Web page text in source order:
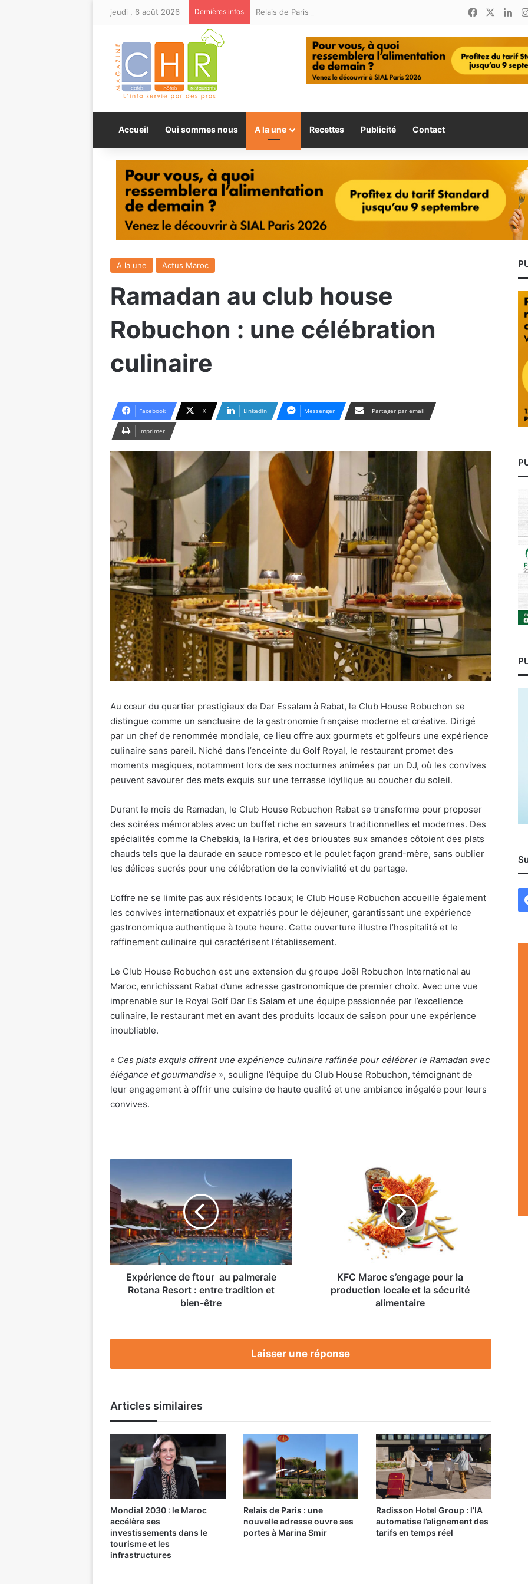
jeudi , 6 août 2026 Dernières infos Facebook
Accueil Qui sommes nous A la une Recettes Publicité Contact
A la une Actus Maroc
Ramadan au club house
Robuchon : une célébration
culinaire
Facebook X Linkedin Messenger Partager par email
Imprimer
Au cœur du quartier prestigieux de Dar Essalam à Rabat, le Club House Robuchon se
distingue comme un sanctuaire de la gastronomie française moderne et créative. Dirigé
par un chef de renommée mondiale, ce lieu offre aux gourmets et golfeurs une expérience
culinaire sans pareil. Niché dans l’enceinte du Golf Royal, le restaurant promet des
moments magiques, notamment lors de ses nocturnes animées par un DJ, où les convives
peuvent savourer des mets exquis sur une terrasse idyllique au coucher du soleil.
Durant le mois de Ramadan, le Club House Robuchon Rabat se transforme pour proposer
des soirées mémorables avec un buffet riche en saveurs traditionnelles et modernes. Des
spécialités comme la Chebakia, la Harira, et des briouates aux amandes côtoient des plats
chauds tels que la daurade en sauce romesco et le poulet façon grand-mère, sans oublier
les délices sucrés pour une célébration de la convivialité et du partage.
L’offre ne se limite pas aux résidents locaux; le Club House Robuchon accueille également
les convives internationaux et expatriés pour le déjeuner, garantissant une expérience
gastronomique authentique à toute heure. Cette ouverture illustre l’hospitalité et le
raffinement culinaire qui caractérisent l’établissement.
Le Club House Robuchon est une extension du groupe Joël Robuchon International au
Maroc, enrichissant Rabat d’une adresse gastronomique de premier choix. Avec une vue
imprenable sur le Royal Golf Dar Es Salam et une équipe passionnée par l’excellence
culinaire, le restaurant met en avant des produits locaux de saison pour une expérience
inoubliable.
« Ces plats exquis offrent une expérience culinaire raffinée pour célébrer le Ramadan avec
élégance et gourmandise », souligne l’équipe du Club House Robuchon, témoignant de
leur engagement à offrir une cuisine de haute qualité et une ambiance inégalée pour leurs
convives.
ftour au
palmeraie
Rotana
Resort
:
entre
tradition
bien-
Expérience de ftour au palmeraie
Rotana Resort : entre tradition et
bien-être
production
sécurité
alimentaire
KFC Maroc s’engage pour la
production locale et la sécurité
alimentaire
Laisser une réponse
Articles similaires
Mondial 2030 : le Maroc
accélère ses
investissements dans le
tourisme et les
infrastructures
Relais de Paris : une
nouvelle adresse ouvre ses
portes à Marina Smir
Radisson Hotel Group : l’IA
automatise l’alignement des
tarifs en temps réel